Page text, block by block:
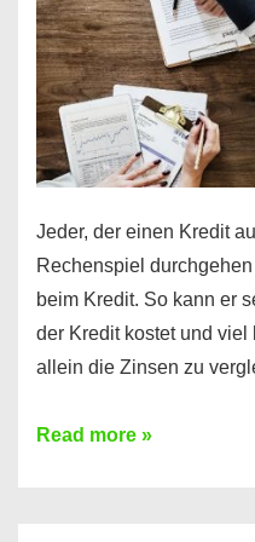
Jeder, der einen Kredit
Rechenspiel
beim Kredit. So kann er
der Kredit kostet und
allein die Zinsen zu
Ganz
Read more »